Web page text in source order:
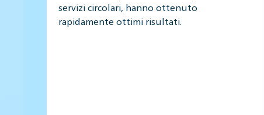
servizi circolari, hanno ottenuto
rapidamente ottimi risultati.